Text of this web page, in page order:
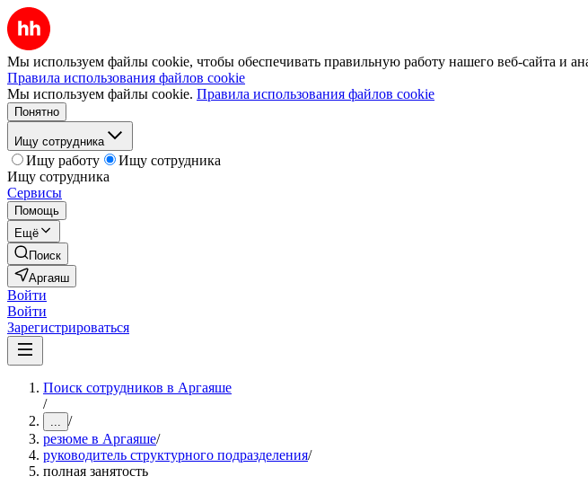
Мы используем файлы cookie, чтобы обеспечивать правильную работу нашего веб-сайта и
Правила использования файлов cookie
Мы используем файлы cookie. Правила использования файлов cookie
Понятно
Ищу сотрудника
Ищу работу
Ищу сотрудника
Ищу сотрудника
Сервисы
Помощь
Ещё
Поиск
Аргаяш
Войти
Войти
Зарегистрироваться
Поиск сотрудников в Аргаяше
/
... /
резюме в Аргаяше/
руководитель структурного подразделения/
полная занятость